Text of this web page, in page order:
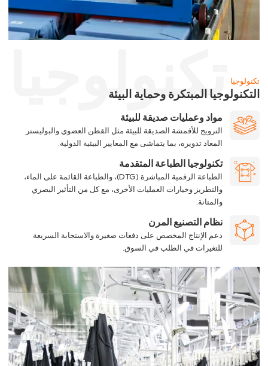
تكنولوجيا تكنولوجيا
التكنولوجيا المبتكرة وحماية البيئة
مواد وعمليات صديقة للبيئة
الترويج للأقمشة الصديقة للبيئة مثل القطن العضوي والبوليستر
المعاد تدويره، بما يتماشى مع المعايير البيئية الدولية.
تكنولوجيا الطباعة المتقدمة
الطباعة الرقمية المباشرة (DTG)، والطباعة القائمة على الماء،
والتطريز وخيارات العمليات الأخرى، مع كل من التأثير البصري
والمتانة.
نظام التصنيع المرن
دعم الإنتاج المخصص على دفعات صغيرة والاستجابة السريعة
للتغيرات في الطلب في السوق.